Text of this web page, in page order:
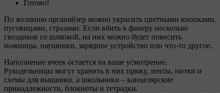
Готово!
По желанию органайзер можно украсить цветными кнопками,
пуговицами, стразами. Если вбить в фанеру несколько
гвоздиков со шляпкой, на них можно будет повесить
ножницы, наушники, зарядное устройство или что-то другое.
Наполнение ячеек остается на ваше усмотрение.
Рукодельницы могут хранить в них пряжу, ленты, нитки и
схемы для вышивки, а школьники – канцелярские
принадлежности, блокноты и тетрадки.